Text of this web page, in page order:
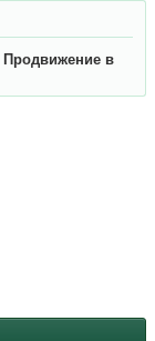
Продвижение в